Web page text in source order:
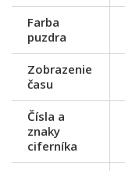
Farba
puzdra
Zobrazenie
času
Čísla a
znaky
ciferníka